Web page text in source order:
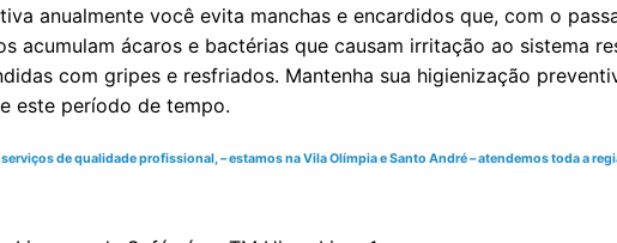
anualmente você evita manchas e encardidos que, com o
acumulam ácaros e bactérias que causam irritação ao sistema
com gripes e resfriados. Mantenha sua higienização
este período de tempo.
de qualidade profissional, – estamos na Vila Olímpia e Santo André – atendemos toda a